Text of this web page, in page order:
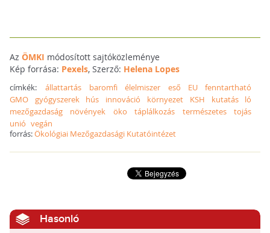
Az ÖMKI módosított sajtóközleménye
Kép forrása: Pexels, Szerző: Helena Lopes
címkék:állattartás baromfi élelmiszer eső EU
fenntartható
GMO
gyógyszerek hús innováció környezet KSH kutatás
ló
mezőgazdaság
növények öko táplálkozás természetes
tojás
unió vegán
forrás:Ökológiai Mezőgazdasági Kutatóintézet
Hasonló